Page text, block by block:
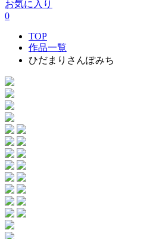
お気に入り
0
TOP
作品一覧
ひだまりさんぽみち